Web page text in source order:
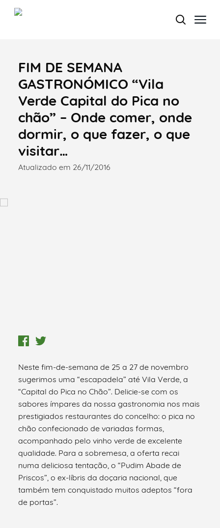
Termo de Pesquisa
Categorias gerais
FIM DE SEMANA
GASTRONÓMICO “Vila
Verde Capital do Pica no
chão” – Onde comer, onde
dormir, o que fazer, o que
visitar…
Atualizado em 26/11/2016
Neste fim-de-semana de 25 a 27 de novembro
sugerimos uma “escapadela” até Vila Verde, a
“Capital do Pica no Chão”. Delicie-se com os
sabores ímpares da nossa gastronomia nos mais
prestigiados restaurantes do concelho: o pica no
chão confecionado de variadas formas,
acompanhado pelo vinho verde de excelente
qualidade. Para a sobremesa, a oferta recai
numa deliciosa tentação, o “Pudim Abade de
Priscos”, o ex-líbris da doçaria nacional, que
também tem conquistado muitos adeptos “fora
de portas”.